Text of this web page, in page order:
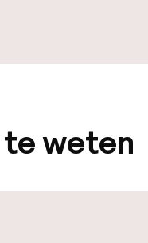
te weten